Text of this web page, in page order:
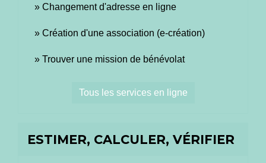
Changement d'adresse en ligne
Création d'une association (e-création)
Trouver une mission de bénévolat
Tous les services en ligne
ESTIMER, CALCULER, VÉRIFIER